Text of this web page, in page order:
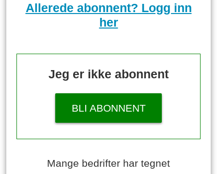
Allerede abonnent? Logg inn
her
Jeg er ikke abonnent
BLI ABONNENT
Mange bedrifter har tegnet